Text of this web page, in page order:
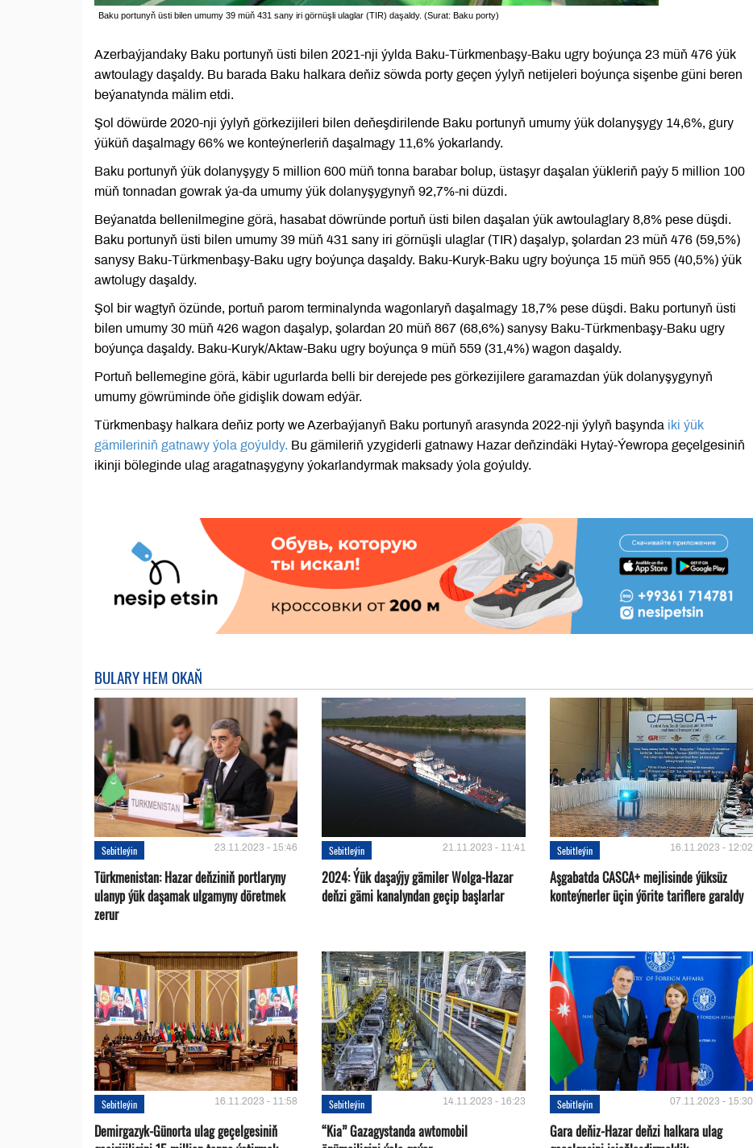
Baku portunyň üsti bilen umumy 39 müň 431 sany iri görnüşli ulaglar (TIR) daşaldy. (Surat: Baku porty)
Azerbaýjandaky Baku portunyň üsti bilen 2021-nji ýylda Baku-Türkmenbaşy-Baku ugry boýunça 23 müň 476 ýük
awtoulagy daşaldy. Bu barada Baku halkara deňiz söwda porty geçen ýylyň netijeleri boýunça sişenbe güni beren
beýanatynda mälim etdi.
Şol döwürde 2020-nji ýylyň görkezijileri bilen deňeşdirilende Baku portunyň umumy ýük dolanyşygy 14,6%, gury
ýüküň daşalmagy 66% we konteýnerleriň daşalmagy 11,6% ýokarlandy.
Baku portunyň ýük dolanyşygy 5 million 600 müň tonna barabar bolup, üstaşyr daşalan ýükleriň paýy 5 million 100
müň tonnadan gowrak ýa-da umumy ýük dolanyşygynyň 92,7%-ni düzdi.
Beýanatda bellenilmegine görä, hasabat döwründe portuň üsti bilen daşalan ýük awtoulaglary 8,8% pese düşdi.
Baku portunyň üsti bilen umumy 39 müň 431 sany iri görnüşli ulaglar (TIR) daşalyp, şolardan 23 müň 476 (59,5%)
sanysy Baku-Türkmenbaşy-Baku ugry boýunça daşaldy. Baku-Kuryk-Baku ugry boýunça 15 müň 955 (40,5%) ýük
awtolugy daşaldy.
Şol bir wagtyň özünde, portuň parom terminalynda wagonlaryň daşalmagy 18,7% pese düşdi. Baku portunyň üsti
bilen umumy 30 müň 426 wagon daşalyp, şolardan 20 müň 867 (68,6%) sanysy Baku-Türkmenbaşy-Baku ugry
boýunça daşaldy. Baku-Kuryk/Aktaw-Baku ugry boýunça 9 müň 559 (31,4%) wagon daşaldy.
Portuň bellemegine görä, käbir ugurlarda belli bir derejede pes görkezijilere garamazdan ýük dolanyşygynyň
umumy göwrüminde öňe gidişlik dowam edýär.
Türkmenbaşy halkara deňiz porty we Azerbaýjanyň Baku portunyň arasynda 2022-nji ýylyň başynda iki ýük
gämileriniň gatnawy ýola goýuldy. Bu gämileriň yzygiderli gatnawy Hazar deňzindäki Hytaý-Ýewropa geçelgesiniň
ikinji böleginde ulag aragatnaşygyny ýokarlandyrmak maksady ýola goýuldy.
BULARY HEM OKAŇ
Sebitleýin 23.11.2023 - 15:46
Türkmenistan: Hazar deňziniň portlaryny
ulanyp ýük daşamak ulgamyny döretmek
zerur
Sebitleýin 21.11.2023 - 11:41
2024: Ýük daşaýjy gämiler Wolga-Hazar
deňzi gämi kanalyndan geçip başlarlar
Sebitleýin 16.11.2023 - 12:02
Aşgabatda CASCA+ mejlisinde ýüksüz
konteýnerler üçin ýörite tariflere garaldy
Sebitleýin 16.11.2023 - 11:58
Demirgazyk-Günorta ulag geçelgesiniň
Sebitleýin 14.11.2023 - 16:23
“Kia” Gazagystanda awtomobil
Sebitleýin 07.11.2023 - 15:30
Gara deňiz-Hazar deňzi halkara ulag